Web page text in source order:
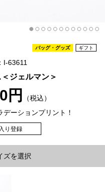
バッグ・グッズ ギフト
I-63611
ジェルマン＞
円
（税込）
デーションプリント！
り登録
ズを選択